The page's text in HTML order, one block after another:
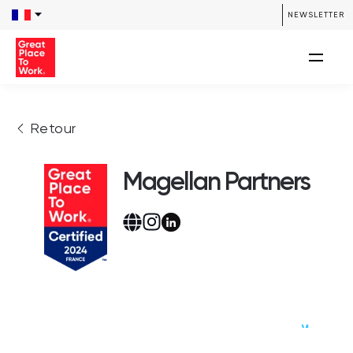
NEWSLETTER
Retour
Magellan Partners